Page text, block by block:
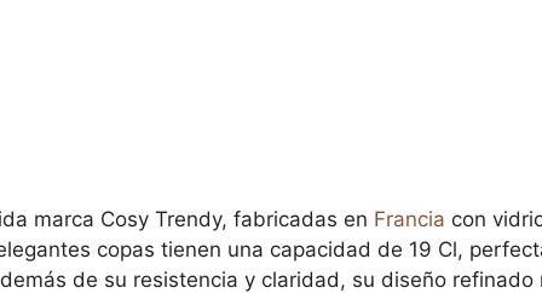
marca Cosy Trendy, fabricadas en Francia con
copas tienen una capacidad de 19 Cl,
de su resistencia y claridad, su diseño